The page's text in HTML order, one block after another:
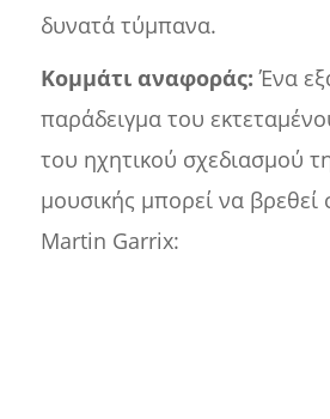
δυνατά τύμπανα.
Κομμάτι αναφοράς: Ένα
παράδειγμα του
του ηχητικού σχεδιασμού
μουσικής μπορεί να
Martin Garrix: